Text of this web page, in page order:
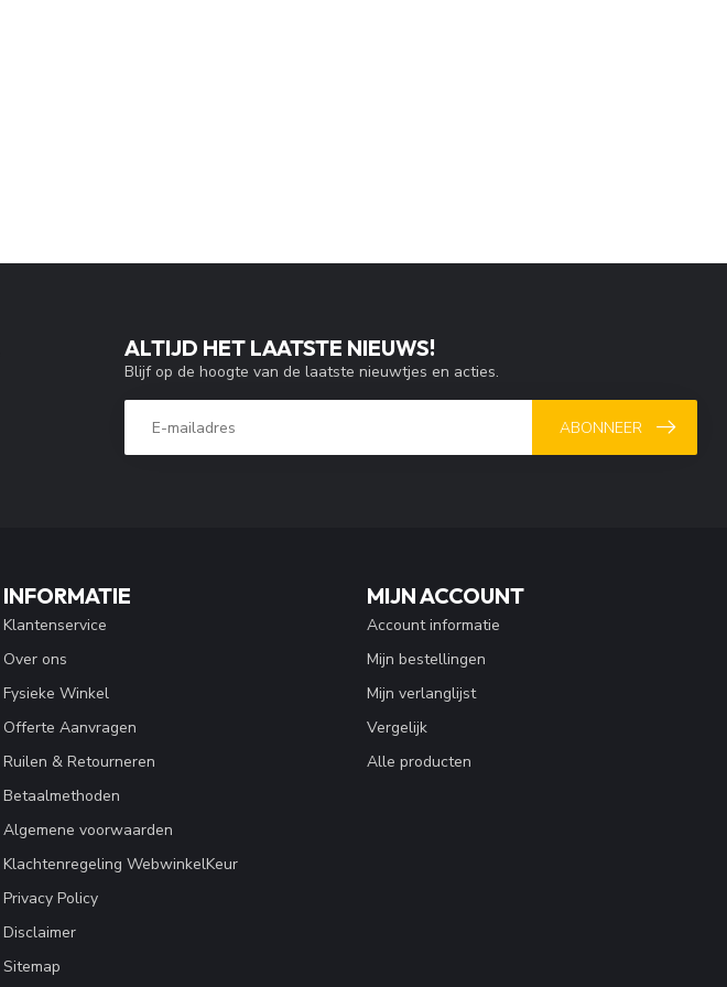
ALTIJD HET LAATSTE NIEUWS!
Blijf op de hoogte van de laatste nieuwtjes en acties.
ABONNEER
INFORMATIE
Klantenservice
Over ons
Fysieke Winkel
Offerte Aanvragen
Ruilen & Retourneren
Betaalmethoden
Algemene voorwaarden
Klachtenregeling WebwinkelKeur
Privacy Policy
Disclaimer
Sitemap
MIJN ACCOUNT
Account informatie
Mijn bestellingen
Mijn verlanglijst
Vergelijk
Alle producten